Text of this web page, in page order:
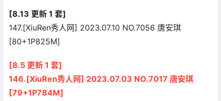
[8.13 更新 1 套]
147.[XiuRen秀人网] 2023.07.10 NO.7056 唐安琪
[80+1P825M]
[8.5 更新 1 套]
146.[XiuRen秀人网] 2023.07.03 NO.7017 唐安琪
[79+1P784M]